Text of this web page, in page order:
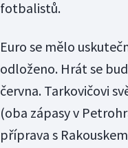
fotbalistů.
Euro se mělo
odloženo. Hrát se
června. Tarkovičovi
(oba zápasy v
příprava s